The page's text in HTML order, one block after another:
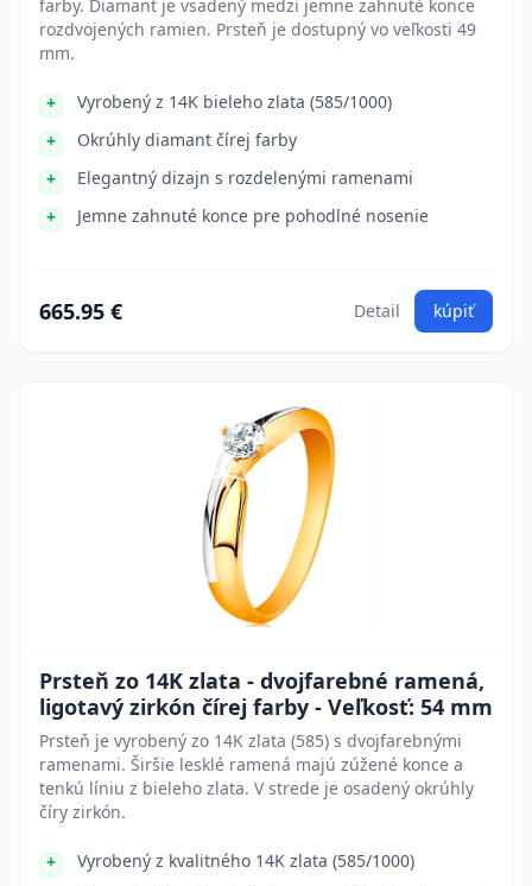
farby. Diamant je vsadený medzi jemne zahnuté konce
rozdvojených ramien. Prsteň je dostupný vo veľkosti 49
mm.
Vyrobený z 14K bieleho zlata (585/1000)
Okrúhly diamant čírej farby
Elegantný dizajn s rozdelenými ramenami
Jemne zahnuté konce pre pohodlné nosenie
665.95 € Detail kúpiť
Prsteň zo 14K zlata - dvojfarebné ramená,
ligotavý zirkón čírej farby - Veľkosť: 54 mm
Prsteň je vyrobený zo 14K zlata (585) s dvojfarebnými
ramenami. Širšie lesklé ramená majú zúžené konce a
tenkú líniu z bieleho zlata. V strede je osadený okrúhly
číry zirkón.
Vyrobený z kvalitného 14K zlata (585/1000)